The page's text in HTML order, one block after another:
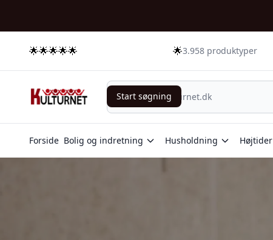
🌟🌟🌟🌟🌟 🌟3.958 produktyper
Start søgning
Start søgning
Forside Bolig og indretning Husholdning Højtider